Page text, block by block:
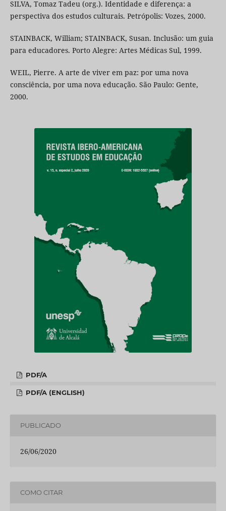
SILVA, Tomaz Tadeu (org.). Identidade e diferença: a
perspectiva dos estudos culturais. Petrópolis: Vozes, 2000.
STAINBACK, William; STAINBACK, Susan. Inclusão: um guia
para educadores. Porto Alegre: Artes Médicas Sul, 1999.
WEIL, Pierre. A arte de viver em paz: por uma nova
consciência, por uma nova educação. São Paulo: Gente,
2000.
PDF/A
PDF/A (ENGLISH)
PUBLICADO
26/06/2020
COMO CITAR